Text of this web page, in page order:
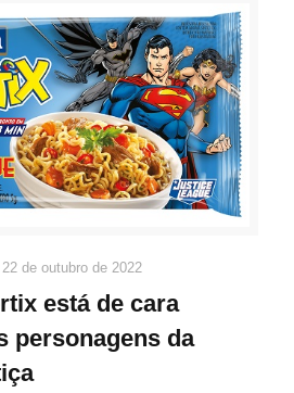
22 de outubro de 2022
está de cara
personagens da